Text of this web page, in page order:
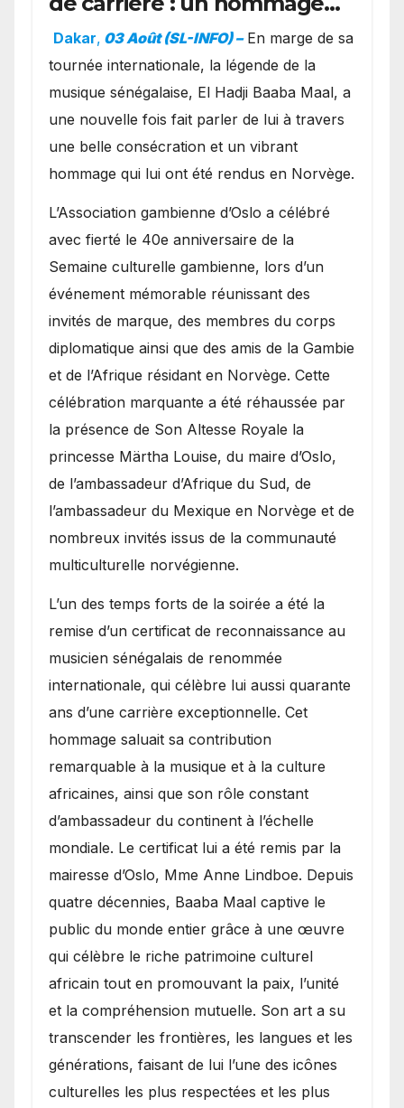
exceptionnel à Oslo en
présence de la famille
royale.
Dakar, 03 Août (SL-INFO) – ​En marge de sa
tournée internationale, la légende de la
musique sénégalaise, El Hadji Baaba Maal, a
une nouvelle fois fait parler de lui à travers
une belle consécration et un vibrant
hommage qui lui ont été rendus en Norvège.
​L’Association gambienne d’Oslo a célébré
avec fierté le 40e anniversaire de la
Semaine culturelle gambienne, lors d’un
événement mémorable réunissant des
invités de marque, des membres du corps
diplomatique ainsi que des amis de la Gambie
et de l’Afrique résidant en Norvège. Cette
célébration marquante a été réhaussée par
la présence de Son Altesse Royale la
princesse Märtha Louise, du maire d’Oslo,
de l’ambassadeur d’Afrique du Sud, de
l’ambassadeur du Mexique en Norvège et de
nombreux invités issus de la communauté
multiculturelle norvégienne.
​L’un des temps forts de la soirée a été la
remise d’un certificat de reconnaissance au
musicien sénégalais de renommée
internationale, qui célèbre lui aussi quarante
ans d’une carrière exceptionnelle. Cet
hommage saluait sa contribution
remarquable à la musique et à la culture
africaines, ainsi que son rôle constant
d’ambassadeur du continent à l’échelle
mondiale. Le certificat lui a été remis par la
mairesse d’Oslo, Mme Anne Lindboe. Depuis
quatre décennies, Baaba Maal captive le
public du monde entier grâce à une œuvre
qui célèbre le riche patrimoine culturel
africain tout en promouvant la paix, l’unité
et la compréhension mutuelle. Son art a su
transcender les frontières, les langues et les
générations, faisant de lui l’une des icônes
culturelles les plus respectées et les plus